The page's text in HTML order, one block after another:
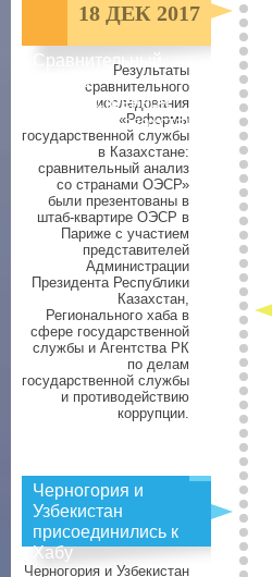
18 ДЕК 2017
Сравнительный
анализ
государственной
службы в Казахстане
Результаты
сравнительного
исследования
«Реформы
государственной службы
в Казахстане:
сравнительный анализ
со странами ОЭСР»
были презентованы в
штаб-квартире ОЭСР в
Париже с участием
представителей
Администрации
Президента Республики
Казахстан,
Регионального хаба в
сфере государственной
службы и Агентства РК
по делам
государственной службы
и противодействию
коррупции.
Черногория и
Узбекистан
присоединились к
Хабу
Черногория и Узбекистан